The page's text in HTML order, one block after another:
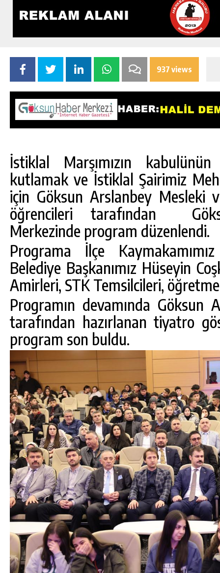
937 views
İstiklal Marşımızın kabulünün
kutlamak ve İstiklal Şairimiz
için Göksun Arslanbey Mesleki
öğrencileri tarafından
Merkezinde program düzenlendi.
Programa İlçe
Belediye Başkanımız Hüseyin
Amirleri, STK Temsilcileri,
Programın devamında Göksun
tarafından hazırlanan tiyatro
program son buldu.
GÜNLÜK HABER AKIŞI
GÖKSUN HAFIZLIK KIZ KUR’AN KURSU
ÖĞRENCILERINE DARENDE GEZISI.